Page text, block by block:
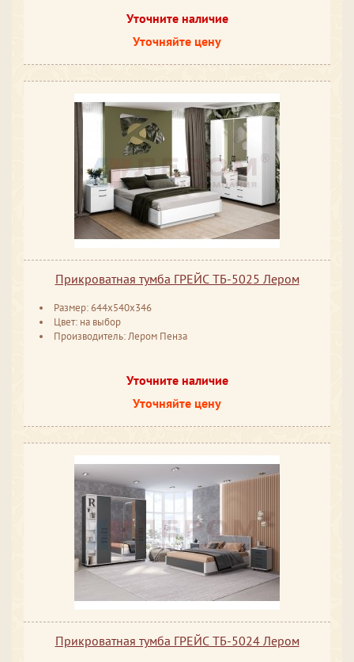
Уточните наличие
Уточняйте цену
Прикроватная тумба ГРЕЙС ТБ-5025 Лером
Размер: 644х540х346
Цвет: на выбор
Производитель: Лером Пенза
Уточните наличие
Уточняйте цену
Прикроватная тумба ГРЕЙС ТБ-5024 Лером